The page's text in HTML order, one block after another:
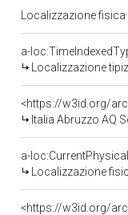
Localizzazione
a-
Localizzazione
<https://w3id.org/
Italia Abruzzo AQ
a-
Localizzazione
<https://w3id.org/